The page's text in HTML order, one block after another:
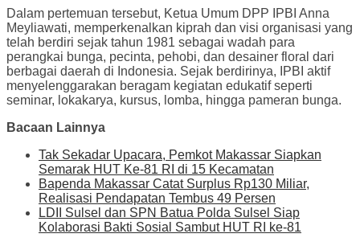
Dalam pertemuan tersebut, Ketua Umum DPP IPBI Anna
Meyliawati, memperkenalkan kiprah dan visi organisasi yang
telah berdiri sejak tahun 1981 sebagai wadah para
perangkai bunga, pecinta, pehobi, dan desainer floral dari
berbagai daerah di Indonesia. Sejak berdirinya, IPBI aktif
menyelenggarakan beragam kegiatan edukatif seperti
seminar, lokakarya, kursus, lomba, hingga pameran bunga.
Bacaan Lainnya
Tak Sekadar Upacara, Pemkot Makassar Siapkan
Semarak HUT Ke-81 RI di 15 Kecamatan
Bapenda Makassar Catat Surplus Rp130 Miliar,
Realisasi Pendapatan Tembus 49 Persen
LDII Sulsel dan SPN Batua Polda Sulsel Siap
Kolaborasi Bakti Sosial Sambut HUT RI ke-81